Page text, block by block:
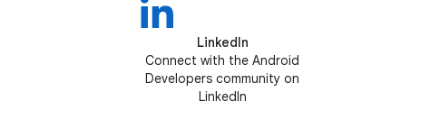
LinkedIn
Connect with the Android
Developers community on
LinkedIn